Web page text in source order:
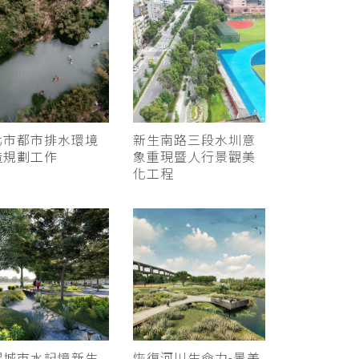
市都市排水環境
規劃工作
新生南路三段水圳意
象重現暨人行景觀美
化工程